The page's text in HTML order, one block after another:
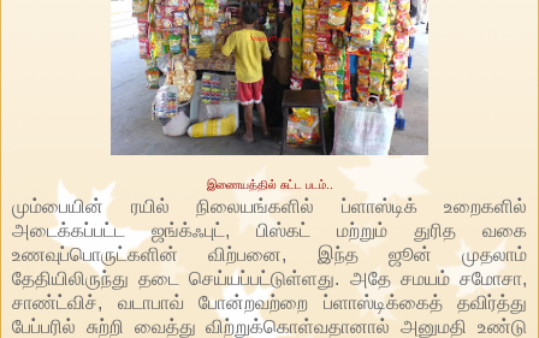
இணையத்தில் சுட்ட படம்..
மும்பையின் ரயில் நிலையங்களில் ப்ளாஸ்டிக் உறைகளில்
அடைக்கப்பட்ட ஜங்க்ஃபுட், பிஸ்கட் மற்றும் துரித வகை
உணவுப்பொருட்களின் விற்பனை, இந்த ஜூன் முதலாம்
தேதியிலிருந்து தடை செய்யப்பட்டுள்ளது. அதே சமயம் சமோசா,
சாண்ட்விச், வடாபாவ் போன்றவற்றை ப்ளாஸ்டிக்கைத் தவிர்த்து
பேப்பரில் சுற்றி வைத்து விற்றுக்கொள்வதானால் அனுமதி உண்டு